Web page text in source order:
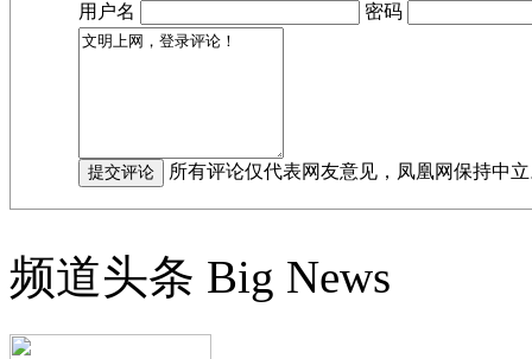
用户名
密码
所有评论仅代表网友意见，凤凰网保持中
频道头条 Big News